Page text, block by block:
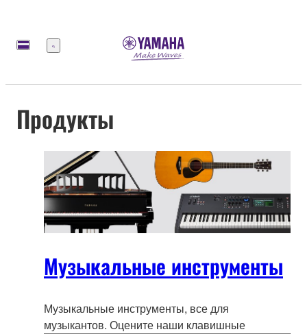
Меню
Продукты
Музыкальные инструменты
Музыкальные инструменты, все для
музыкантов. Оцените наши клавишные